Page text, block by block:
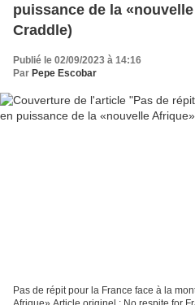
puissance de la
Craddle)
Publié le 02/09/2023 à 14:16
Par Pepe Escobar
Pas de répit pour la France face à la